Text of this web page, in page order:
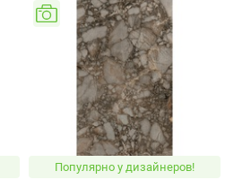
Популярно у дизайнеров!